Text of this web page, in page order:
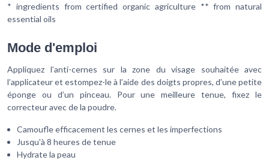
* ingredients from certified organic agriculture ** from natural
essential oils
Mode d'emploi
Appliquez l’anti-cernes sur la zone du visage souhaitée avec
l’applicateur et estompez-le à l’aide des doigts propres, d’une petite
éponge ou d’un pinceau. Pour une meilleure tenue, fixez le
correcteur avec de la poudre.
Camoufle efficacement les cernes et les imperfections
Jusqu'à 8 heures de tenue
Hydrate la peau